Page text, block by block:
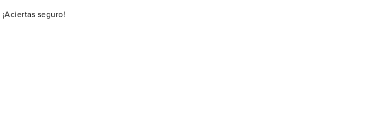
¡Aciertas seguro!